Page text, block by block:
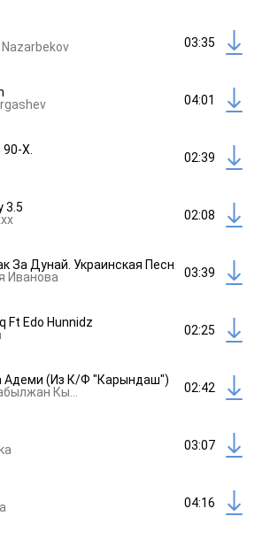
03:35
04:01
Х.
02:39
3.5
02:08
За Дунай. Украинская Песня Ft Алексей
Иванова
03:39
Ft Edo Hunnidz
02:25
Адеми (Из К/Ф "Карындаш")
02:42
03:07
04:16